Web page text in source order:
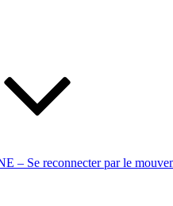
– Se reconnecter par le